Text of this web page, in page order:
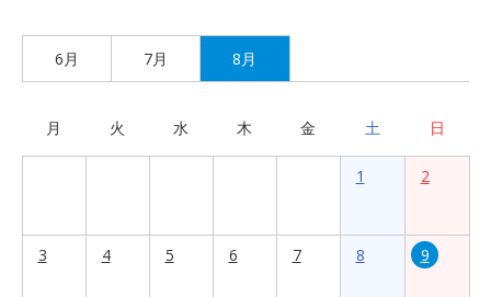
6月 7月 8月
月 火 水 木 金 土 日
1 2
3 4 5 6 7 8 9